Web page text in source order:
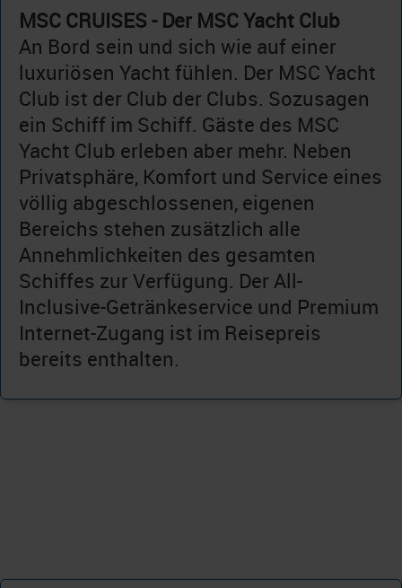
MSC CRUISES - Der MSC Yacht Club
An Bord sein und sich wie auf einer
luxuriösen Yacht fühlen. Der MSC Yacht
Club ist der Club der Clubs. Sozusagen
ein Schiff im Schiff. Gäste des MSC
Yacht Club erleben aber mehr. Neben
Privatsphäre, Komfort und Service eines
völlig abgeschlossenen, eigenen
Bereichs stehen zusätzlich alle
Annehmlichkeiten des gesamten
Schiffes zur Verfügung. Der All-
Inclusive-Getränkeservice und Premium
Internet-Zugang ist im Reisepreis
bereits enthalten.